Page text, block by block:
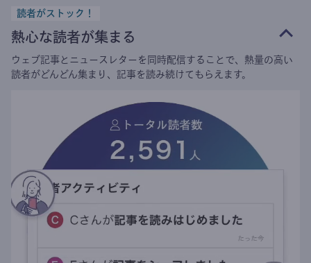
読者がストック！
熱心な読者が集まる
ウェブ記事とニュースレターを同時配信することで、熱量の高い
読者がどんどん集まり、記事を読み続けてもらえます。